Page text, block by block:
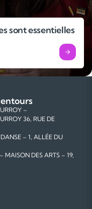
sont essentielles
–
36, RUE DE
– 1, ALLÉE DU
MAISON DES ARTS – 19,